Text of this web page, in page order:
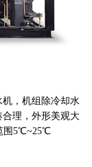
，机组除冷却水
理，外形美观大
围5℃~25℃